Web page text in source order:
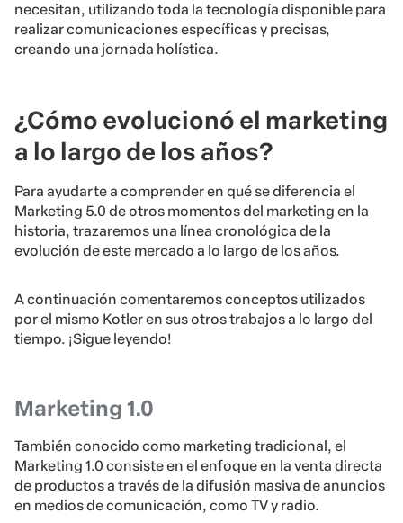
necesitan, utilizando toda la tecnología disponible para
realizar comunicaciones específicas y precisas,
creando una jornada holística.
¿Cómo evolucionó el marketing
a lo largo de los años?
Para ayudarte a comprender en qué se diferencia el
Marketing 5.0 de otros momentos del marketing en la
historia, trazaremos una línea cronológica de la
evolución de este mercado a lo largo de los años.
A continuación comentaremos conceptos utilizados
por el mismo Kotler en sus otros trabajos a lo largo del
tiempo. ¡Sigue leyendo!
Marketing 1.0
También conocido como marketing tradicional, el
Marketing 1.0 consiste en el enfoque en la venta directa
de productos a través de la difusión masiva de anuncios
en medios de comunicación, como TV y radio.